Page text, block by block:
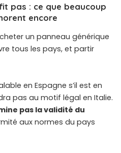
pas : ce que beaucoup
encore
un panneau générique
tous les pays, et partir
en Espagne s’il est en
pas au motif légal en Italie.
pas la validité du
aux normes du pays